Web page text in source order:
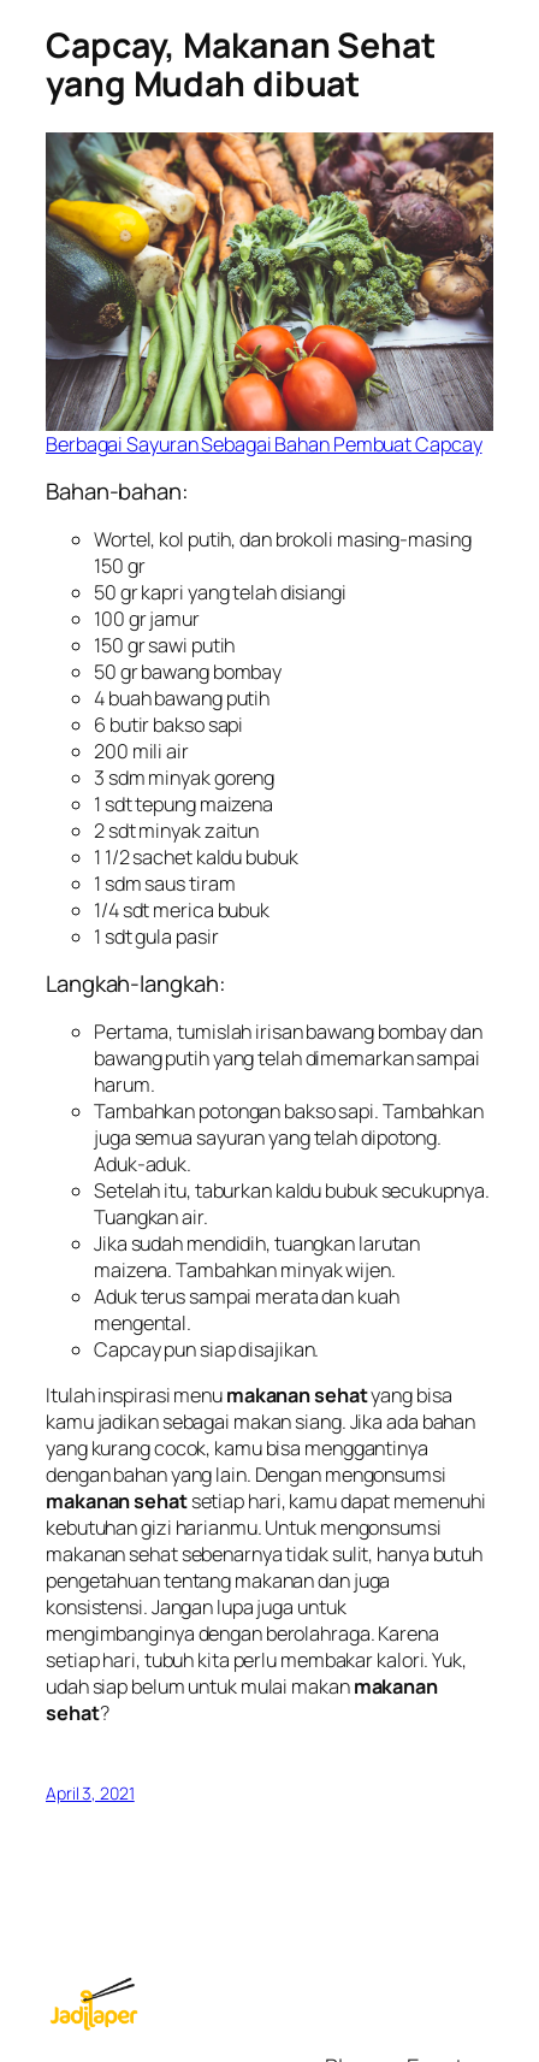
Capcay, Makanan Sehat
yang Mudah dibuat
Berbagai Sayuran Sebagai Bahan Pembuat Capcay
Bahan-bahan:
Wortel, kol putih, dan brokoli masing-masing
150 gr
50 gr kapri yang telah disiangi
100 gr jamur
150 gr sawi putih
50 gr bawang bombay
4 buah bawang putih
6 butir bakso sapi
200 mili air
3 sdm minyak goreng
1 sdt tepung maizena
2 sdt minyak zaitun
1 1/2sachetkaldu bubuk
1 sdm saus tiram
1/4 sdt merica bubuk
1 sdt gula pasir
Langkah-langkah:
Pertama, tumislah irisan bawang bombay dan
bawang putih yang telah dimemarkan sampai
harum.
Tambahkan potongan bakso sapi. Tambahkan
juga semua sayuran yang telah dipotong.
Aduk-aduk.
Setelah itu, taburkan kaldu bubuk secukupnya.
Tuangkan air.
Jika sudah mendidih, tuangkan larutan
maizena. Tambahkan minyak wijen.
Aduk terus sampai merata dan kuah
mengental.
Capcay pun siap disajikan.
Itulah inspirasi menumakanan sehatyang bisa
kamu jadikan sebagai makan siang. Jika ada bahan
yang kurang cocok, kamu bisa menggantinya
dengan bahan yang lain. Dengan mengonsumsi
makanan sehatsetiap hari, kamu dapat memenuhi
kebutuhan gizi harianmu. Untuk mengonsumsi
makanan sehat sebenarnya tidak sulit, hanya butuh
pengetahuan tentang makanan dan juga
konsistensi. Jangan lupa juga untuk
mengimbanginya dengan berolahraga. Karena
setiap hari, tubuh kita perlu membakar kalori. Yuk,
udah siap belum untuk mulai makanmakanan
sehat?
April 3, 2021